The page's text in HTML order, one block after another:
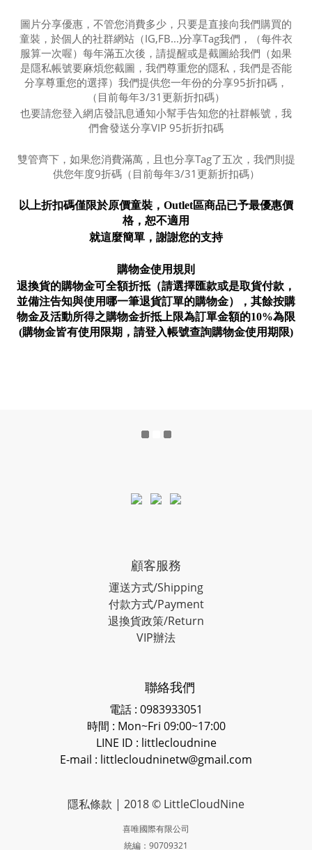
圖片分享優惠，不管您消費多少，只要是直接向我們購買的
童裝，於個人的社群網站（IG,FB...)分享Tag我們，（每件衣
服算一次喔）每年滿五次後，請提醒或是截圖給我們（如果
是隱私帳號要麻煩您截圖，我們尊重您的隱私，我們是否能
分享尊重您的選擇）我們提供您一年份的分享95折扣碼，
（目前每年3/31更新折扣碼）
也要請您登入網店發訊息通知小幫手告知您的社群帳號，我
們會發送分享VIP 95折折扣碼
雙管齊下，如果您消費滿萬，且也分享Tag了五次，我們則提
供您年度9折碼（目前每年3/31更新折扣碼）
以上折扣碼僅限於原價童裝，Outlet區商品已予最優惠價
格，恕不適用
就這麼簡單，謝謝您的支持
購物金使用規則
退換貨的購物金可全額折抵（請選擇匯款或是取貨付款，
並備注告知與使用哪一筆退貨訂單的購物金），其餘按購
物金及活動所得之購物金折抵上限為訂單金額的10%為限
(購物金皆有使用限期，請登入帳號查詢購物金使用期限)
顧客服務
運送方式/Shipping
付款方式/Payment
退換貨政策/Return
VIP辦法
聯絡我們
電話 : 0983933051
時間 : Mon~Fri 09:00~17:00
LINE ID : littlecloudnine
E-mail : littlecloudninetw@gmail.com
隱私條款 | 2018 © LittleCloudNine
喜唯國際有限公司
統編：90709321